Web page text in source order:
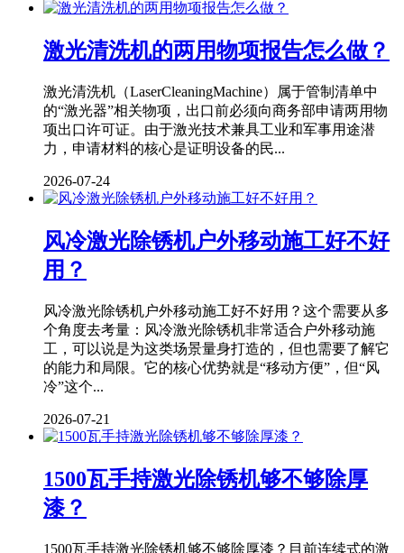
激光清洗机的两用物项报告怎么做？
激光清洗机（LaserCleaningMachine）属于管制清单中
的“激光器”相关物项，出口前必须向商务部申请两用物
项出口许可证。由于激光技术兼具工业和军事用途潜
力，申请材料的核心是证明设备的民...
2026-07-24
风冷激光除锈机户外移动施工好不好
用？
风冷激光除锈机户外移动施工好不好用？这个需要从多
个角度去考量：风冷激光除锈机非常适合户外移动施
工，可以说是为这类场景量身打造的，但也需要了解它
的能力和局限。它的核心优势就是“移动方便”，但“风
冷”这个...
2026-07-21
1500瓦手持激光除锈机够不够除厚
漆？
1500瓦手持激光除锈机够不够除厚漆？目前连续式的激